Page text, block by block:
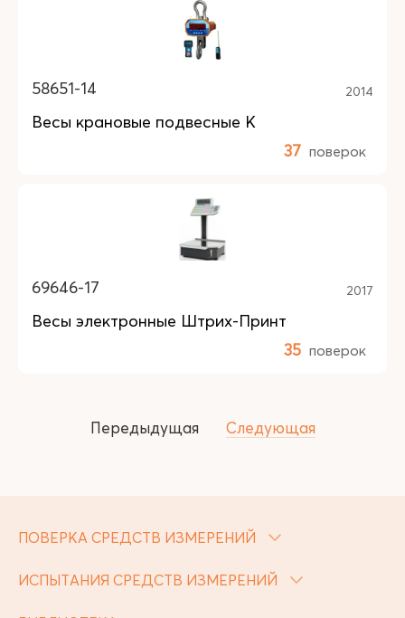
58651-14 2014
Весы крановые подвесные К
37 поверок
69646-17 2017
Весы электронные Штрих-Принт
35 поверок
Передыдущая Следующая
ПОВЕРКА СРЕДСТВ ИЗМЕРЕНИЙ
ИСПЫТАНИЯ СРЕДСТВ ИЗМЕРЕНИЙ